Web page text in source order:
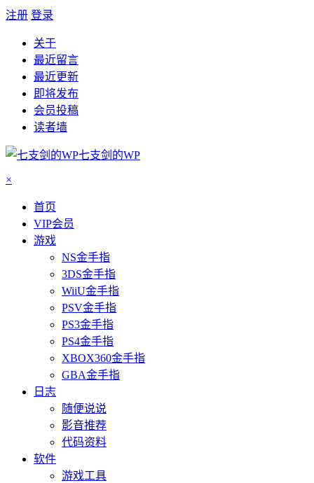
注册 登录
关于
最近留言
最近更新
即将发布
会员投稿
读者墙
七支剑的WP
×
首页
VIP会员
游戏
NS金手指
3DS金手指
WiiU金手指
PSV金手指
PS3金手指
PS4金手指
XBOX360金手指
GBA金手指
日志
随便说说
影音推荐
代码资料
软件
游戏工具